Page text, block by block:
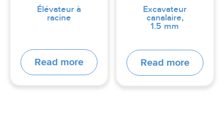
Élévateur à
racine
Read more
Excavateur
canalaire,
1.5 mm
Read more